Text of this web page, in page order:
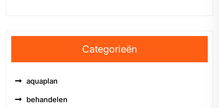
Categorieën
aquaplan
behandelen